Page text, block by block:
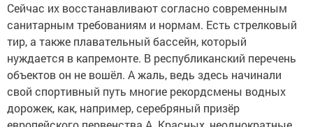
Сейчас их восстанавливают согласно современным
санитарным требованиям и нормам. Есть стрелковый
тир, а также плавательный бассейн, который
нуждается в капремонте. В республиканский перечень
объектов он не вошёл. А жаль, ведь здесь начинали
свой спортивный путь многие рекордсмены водных
дорожек, как, например, серебряный призёр